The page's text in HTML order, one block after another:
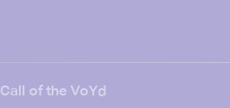
Call of the VoYd